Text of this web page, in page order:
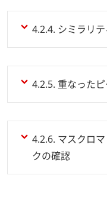
4.2.4. シミラリ
4.2.5. 重なった
4.2.6. マスクロ
クの確認